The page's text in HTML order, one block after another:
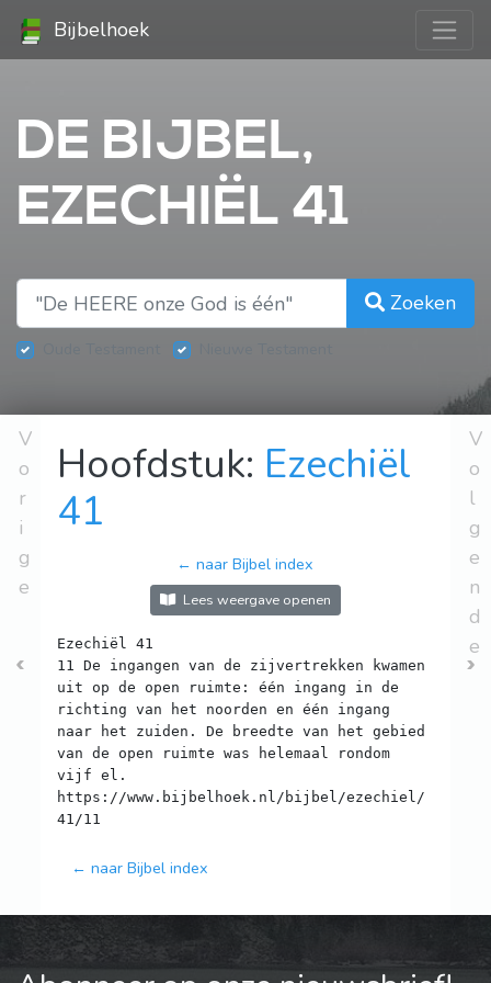
Bijbelhoek
DE BIJBEL,
EZECHIËL 41
Zoeken
V
o
r
i
g
e
Hoofdstuk: Ezechiël
41
← naar Bijbel index
Lees weergave openen
Ezechiël 41
11 De ingangen van de zijvertrekken kwamen
uit op de open ruimte: één ingang in de
richting van het noorden en één ingang
naar het zuiden. De breedte van het gebied
van de open ruimte was helemaal rondom
vijf el.
https://www.bijbelhoek.nl/bijbel/ezechiel/
← naar Bijbel index
V
o
l
g
e
n
d
e